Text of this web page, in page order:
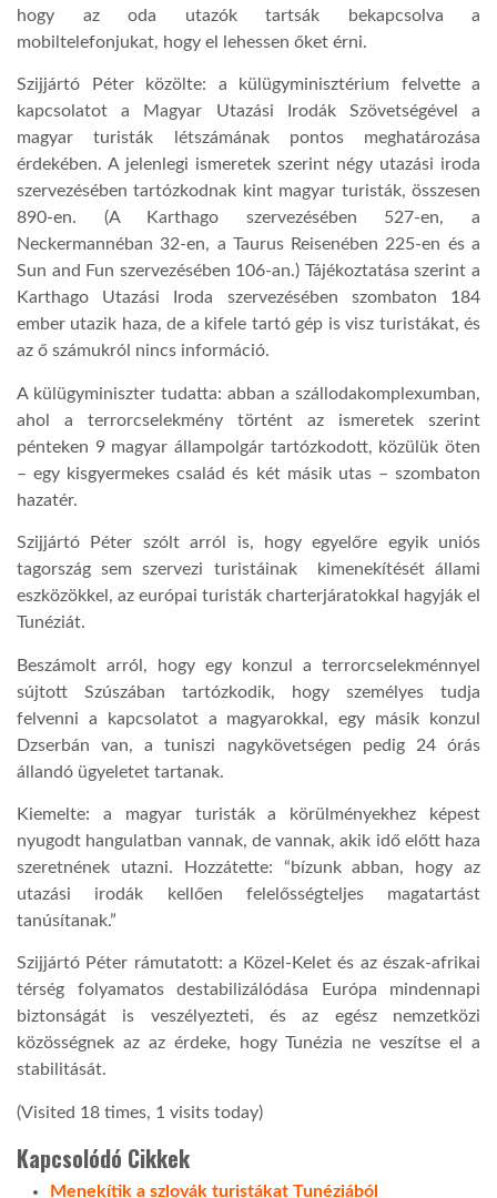
hogy az oda utazók tartsák bekapcsolva a
mobiltelefonjukat, hogy el lehessen őket érni.
Szijjártó Péter közölte: a külügyminisztérium felvette a
kapcsolatot a Magyar Utazási Irodák Szövetségével a
magyar turisták létszámának pontos meghatározása
érdekében. A jelenlegi ismeretek szerint négy utazási iroda
szervezésében tartózkodnak kint magyar turisták, összesen
890-en. (A Karthago szervezésében 527-en, a
Neckermannéban 32-en, a Taurus Reisenében 225-en és a
Sun and Fun szervezésében 106-an.) Tájékoztatása szerint a
Karthago Utazási Iroda szervezésében szombaton 184
ember utazik haza, de a kifele tartó gép is visz turistákat, és
az ő számukról nincs információ.
A külügyminiszter tudatta: abban a szállodakomplexumban,
ahol a terrorcselekmény történt az ismeretek szerint
pénteken 9 magyar állampolgár tartózkodott, közülük öten
– egy kisgyermekes család és két másik utas – szombaton
hazatér.
Szijjártó Péter szólt arról is, hogy egyelőre egyik uniós
tagország sem szervezi turistáinak kimenekítését állami
eszközökkel, az európai turisták charterjáratokkal hagyják el
Tunéziát.
Beszámolt arról, hogy egy konzul a terrorcselekménnyel
sújtott Szúszában tartózkodik, hogy személyes tudja
felvenni a kapcsolatot a magyarokkal, egy másik konzul
Dzserbán van, a tuniszi nagykövetségen pedig 24 órás
állandó ügyeletet tartanak.
Kiemelte: a magyar turisták a körülményekhez képest
nyugodt hangulatban vannak, de vannak, akik idő előtt haza
szeretnének utazni. Hozzátette: “bízunk abban, hogy az
utazási irodák kellően felelősségteljes magatartást
tanúsítanak.”
Szijjártó Péter rámutatott: a Közel-Kelet és az észak-afrikai
térség folyamatos destabilizálódása Európa mindennapi
biztonságát is veszélyezteti, és az egész nemzetközi
közösségnek az az érdeke, hogy Tunézia ne veszítse el a
stabilitását.
(Visited 18 times, 1 visits today)
Kapcsolódó Cikkek
Menekítik a szlovák turistákat Tunéziából